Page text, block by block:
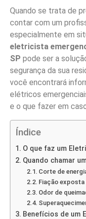
Quando se trata de
contar com um
especialmente em
eletricista
SP pode ser a
segurança da sua
você encontrará
elétricos
e o que fazer em
Índice
O que faz um
Quando chamar
Corte de
Fiação
Odor de
Benefícios de um